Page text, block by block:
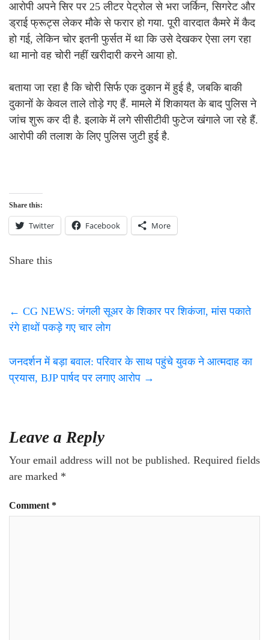
आरोपी अपने सिर पर 25 लीटर पेट्रोल से भरा जर्किन, सिगरेट और
ड्राई फ्रूट्स लेकर मौके से फरार हो गया. पूरी वारदात कैमरे में कैद
हो गई, लेकिन चोर इतनी फुर्सत में था कि उसे देखकर ऐसा लग रहा
था मानो वह चोरी नहीं खरीदारी करने आया हो.
बताया जा रहा है कि चोरी सिर्फ एक दुकान में हुई है, जबकि बाकी
दुकानों के केवल ताले तोड़े गए हैं. मामले में शिकायत के बाद पुलिस ने
जांच शुरू कर दी है. इलाके में लगे सीसीटीवी फुटेज खंगाले जा रहे हैं.
आरोपी की तलाश के लिए पुलिस जुटी हुई है.
Share this:
Twitter Facebook More
Share this
← CG NEWS: जंगली सूअर के शिकार पर शिकंजा, मांस पकाते
रंगे हाथों पकड़े गए चार लोग
जनदर्शन में बड़ा बवाल: परिवार के साथ पहुंचे युवक ने आत्मदाह का
प्रयास, BJP पार्षद पर लगाए आरोप →
Leave a Reply
Your email address will not be published. Required fields
are marked *
Comment *